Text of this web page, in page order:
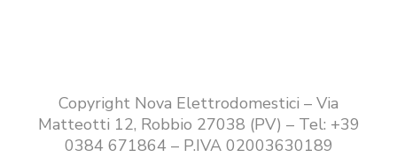
Copyright Nova Elettrodomestici – Via
Matteotti 12, Robbio 27038 (PV) – Tel: +39
0384 671864 – P.IVA 02003630189